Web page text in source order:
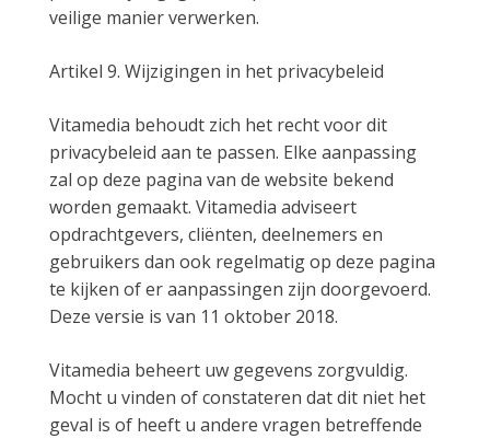
veilige manier verwerken.
Artikel 9. Wijzigingen in het privacybeleid
Vitamedia behoudt zich het recht voor dit
privacybeleid aan te passen. Elke aanpassing
zal op deze pagina van de website bekend
worden gemaakt. Vitamedia adviseert
opdrachtgevers, cliënten, deelnemers en
gebruikers dan ook regelmatig op deze pagina
te kijken of er aanpassingen zijn doorgevoerd.
Deze versie is van 11 oktober 2018.
Vitamedia beheert uw gegevens zorgvuldig.
Mocht u vinden of constateren dat dit niet het
geval is of heeft u andere vragen betreffende